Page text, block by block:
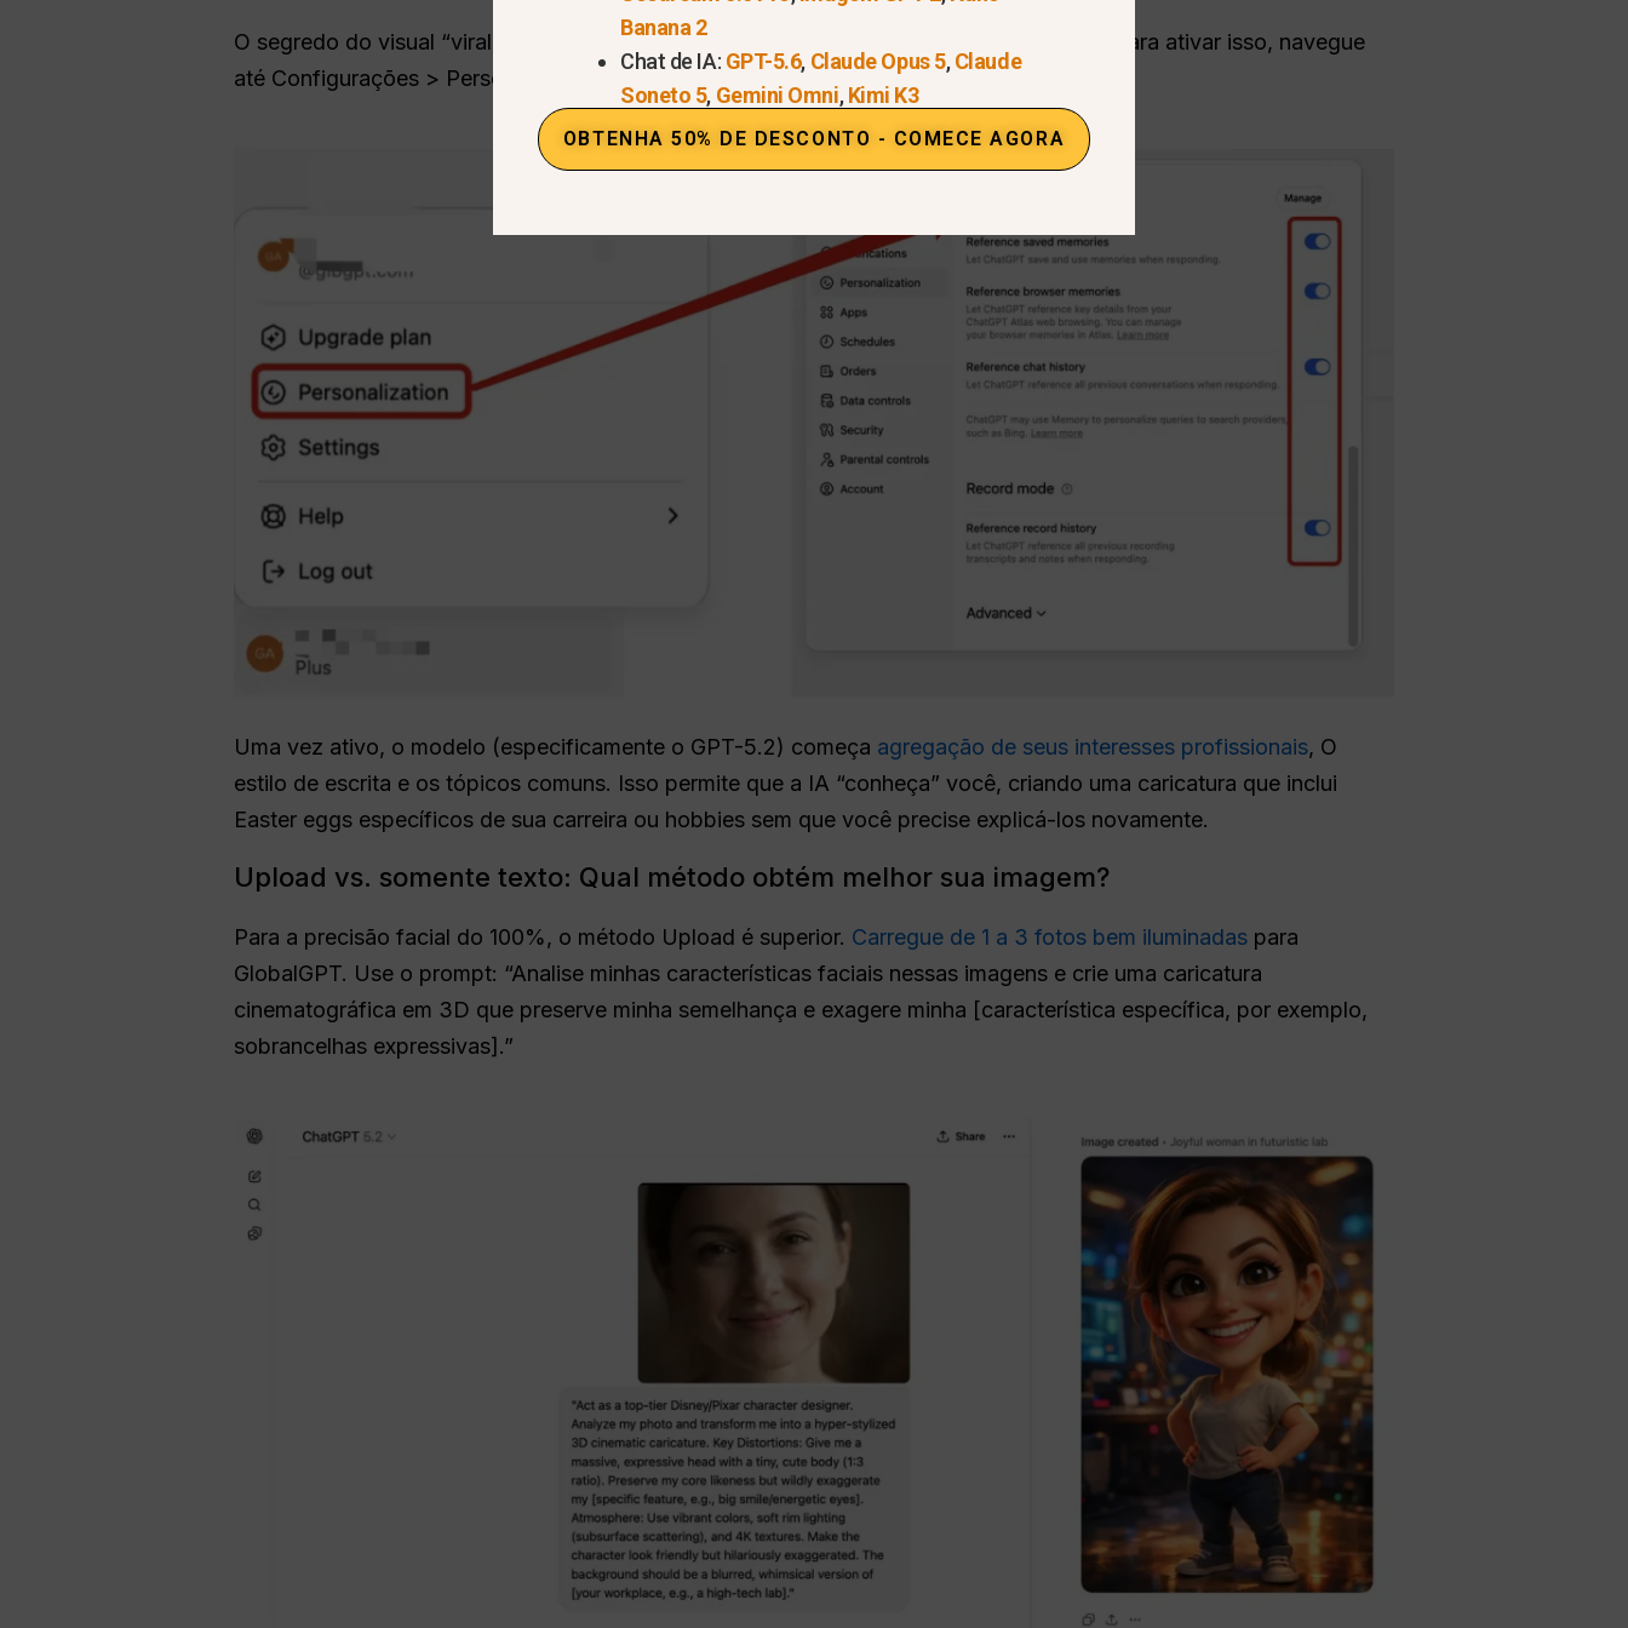
O segredo do visual “viral” é a capacidade da IA de lembrar suas interações anteriores. Para ativar isso, navegue
até Configurações > Personalização > Memória e verifique se a opção está ATIVADA.
Uma vez ativo, o modelo (especificamente o GPT-5.2) começa agregação de seus interesses profissionais, O
estilo de escrita e os tópicos comuns. Isso permite que a IA “conheça” você, criando uma caricatura que inclui
Easter eggs específicos de sua carreira ou hobbies sem que você precise explicá-los novamente.
Upload vs. somente texto: Qual método obtém melhor sua imagem?
Para a precisão facial do 100%, o método Upload é superior. Carregue de 1 a 3 fotos bem iluminadas para
GlobalGPT. Use o prompt: “Analise minhas características faciais nessas imagens e crie uma caricatura
cinematográfica em 3D que preserve minha semelhança e exagere minha [característica específica, por exemplo,
sobrancelhas expressivas].”
Banana 2
Chat de IA: GPT-5.6, Claude Opus 5,Claude
Soneto 5, Gemini Omni,Kimi K3
OBTENHA 50% DE DESCONTO - COMECE AGORA